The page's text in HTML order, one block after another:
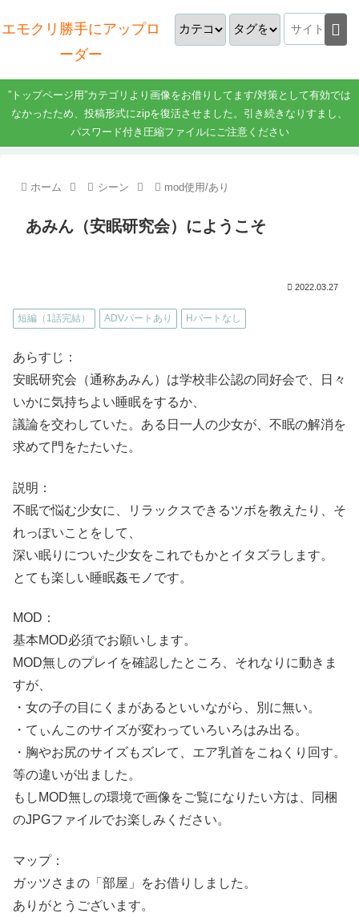
エモクリ勝手にアップロ
ーダー
”トップページ用”カテゴリより画像をお借りしてます/対策として有効では
なかったため、投稿形式にzipを復活させました。引き続きなりすまし、
パスワード付き圧縮ファイルにご注意ください
ホーム シーン mod使用/あり
あみん（安眠研究会）にようこそ
2022.03.27
短編（1話完結） ADVパートあり Hパートなし
あらすじ：
安眠研究会（通称あみん）は学校非公認の同好会で、日々
いかに気持ちよい睡眠をするか、
議論を交わしていた。ある日一人の少女が、不眠の解消を
求めて門をたたいた。
説明：
不眠で悩む少女に、リラックスできるツボを教えたり、そ
れっぽいことをして、
深い眠りについた少女をこれでもかとイタズラします。
とても楽しい睡眠姦モノです。
MOD：
基本MOD必須でお願いします。
MOD無しのプレイを確認したところ、それなりに動きま
すが、
・女の子の目にくまがあるといいながら、別に無い。
・てぃんこのサイズが変わっていろいろはみ出る。
・胸やお尻のサイズもズレて、エア乳首をこねくり回す。
等の違いが出ました。
もしMOD無しの環境で画像をご覧になりたい方は、同梱
のJPGファイルでお楽しみください。
マップ：
ガッツさまの「部屋」をお借りしました。
ありがとうございます。